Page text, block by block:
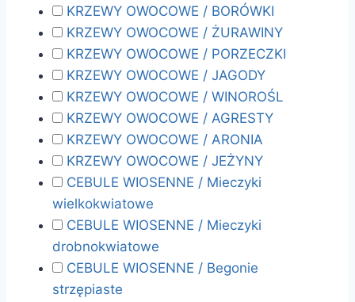
KRZEWY OWOCOWE / BORÓWKI
KRZEWY OWOCOWE / ŻURAWINY
KRZEWY OWOCOWE / PORZECZKI
KRZEWY OWOCOWE / JAGODY
KRZEWY OWOCOWE / WINOROŚL
KRZEWY OWOCOWE / AGRESTY
KRZEWY OWOCOWE / ARONIA
KRZEWY OWOCOWE / JEŻYNY
CEBULE WIOSENNE / Mieczyki
wielkokwiatowe
CEBULE WIOSENNE / Mieczyki
drobnokwiatowe
CEBULE WIOSENNE / Begonie
strzępiaste